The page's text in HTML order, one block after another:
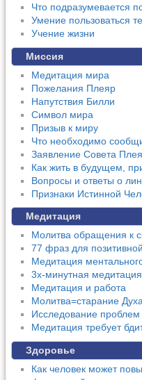
Что подразумевается
Умение пользоваться
Учение жизни
Миссия
Медитация мира
Пожелания Плеяр
Напутствия Билли
Символ мира
Призыв к миру
Что необходимо
Заявление Совета
Как жить в будущем,
Вопросы и ответы о
Признаки Истинной
Медитация
Молитва обращения к
77 фраз для
Медитация
3х-минутная медитация
Медитация и работа
Молитва=старание
Исследование проблем
Медитация требует
Здоровье
Как человек может